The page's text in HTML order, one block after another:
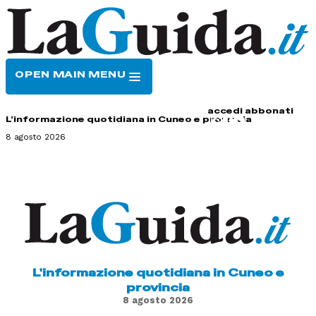
OPEN MAIN MENU
accedi abbonati
L'informazione quotidiana in Cuneo e provincia
8 agosto 2026
L'informazione quotidiana in Cuneo e
provincia
8 agosto 2026